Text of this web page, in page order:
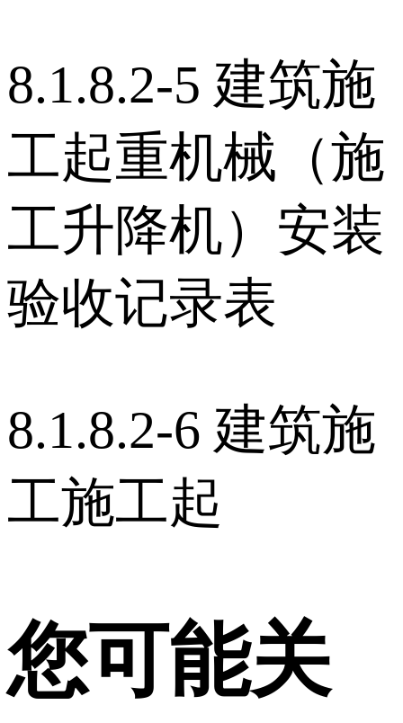
8.1.8.2-5 建筑施
工起重机械（施
工升降机）安装
验收记录表
8.1.8.2-6 建筑施
工施工起
您可能关